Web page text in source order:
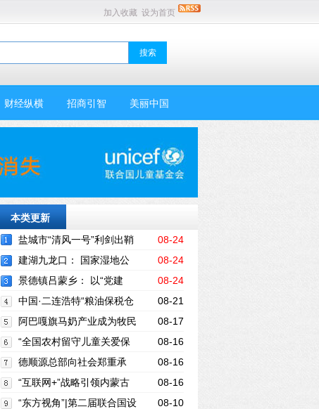
加入收藏 设为首页
财经纵横 招商引智 美丽中国
本类更新
08-24
盐城市“清风一号”利剑出鞘
违规“挂证”取酬者赔了夫人又折兵 08-24
建湖九龙口： 国家湿地公
园试点建设接受国家级考察评估 08-24
景德镇吕蒙乡： 以“党建
+”为统领，深入推进重点工作 08-21
中国·二连浩特“粮油保税仓
储加工贸易园区启动 08-17
阿巴嘎旗马奶产业成为牧民
的特色致富项目 08-16
“全国农村留守儿童关爱保
护百场宣讲进工地”活动走进内蒙古 08-16
德顺源总部向社会郑重承
诺：决不会让消费者的权益遭受损失08-16
“互联网+”战略引领内蒙古
草原畜牧业走向新时代 08-10
“东方视角”|第二届联合国设